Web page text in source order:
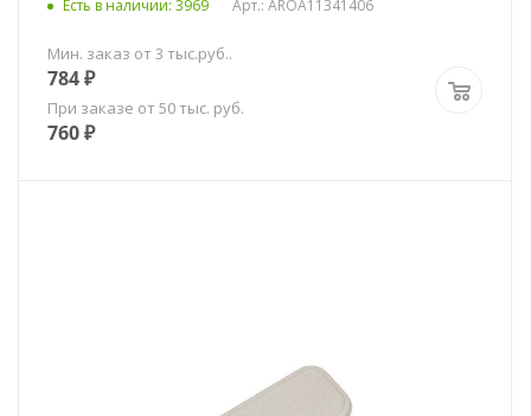
Есть в наличии: 3969 Арт.: AROA11341406
Мин. заказ от 3 тыс.руб..
784₽
При заказе от 50 тыс. руб.
760₽